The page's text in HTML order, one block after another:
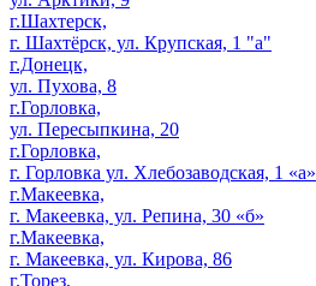
г.Шахтерск,
г. Шахтёрск, ул. Крупская, 1 "а"
г.Донецк,
ул. Пухова, 8
г.Горловка,
ул. Пересыпкина, 20
г.Горловка,
г. Горловка ул. Хлебозаводская, 1 «а»
г.Макеевка,
г. Макеевка, ул. Репина, 30 «б»
г.Макеевка,
г. Макеевка, ул. Кирова, 86
г.Торез,